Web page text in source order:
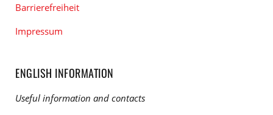
Barrierefreiheit
Impressum
ENGLISH INFORMATION
Useful information and contacts